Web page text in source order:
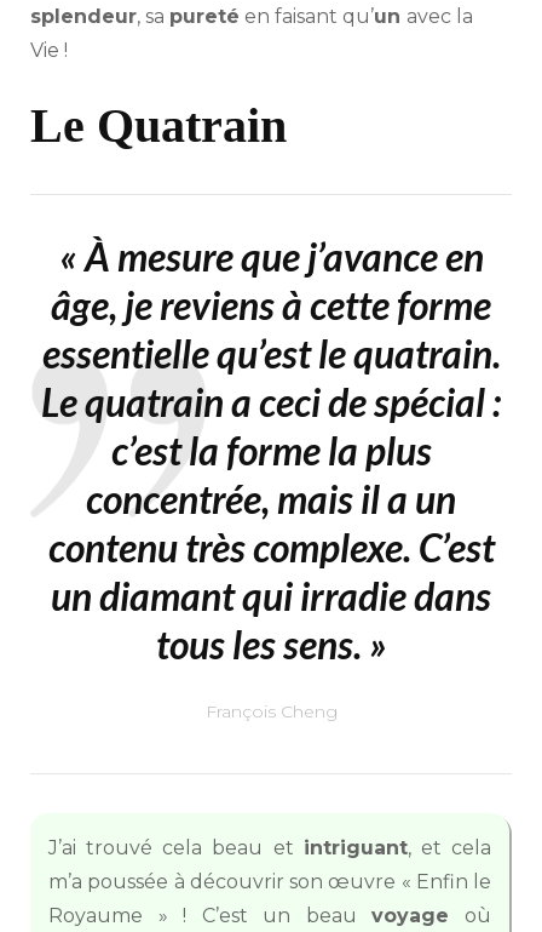
splendeur, sa pureté en faisant qu’un avec la
Vie !
Le Quatrain
«À mesure que j’avance en
âge, je reviens à cette forme
essentielle qu’est le quatrain.
Le quatrain a ceci de spécial :
c’est la forme la plus
concentrée, mais il a un
contenu très complexe. C’est
un diamant qui irradie dans
tous les sens. »
François Cheng
J’ai trouvé cela beau et intriguant, et cela
m’a poussée à découvrir son œuvre « Enfin le
Royaume » ! C’est un beauvoyage où